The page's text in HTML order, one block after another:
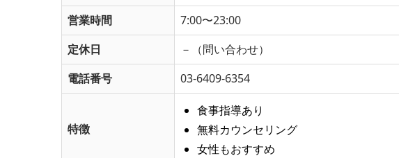
営業時間
7:00〜23:00
定休日
－（問い合わせ）
電話番号
03-6409-6354
特徴
食事指導あり
無料カウンセリング
女性もおすすめ